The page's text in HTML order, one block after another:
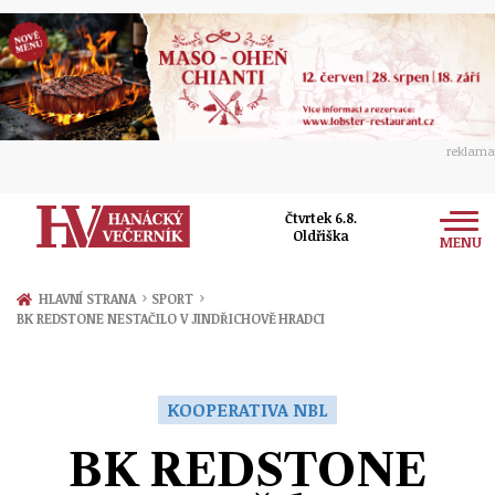
reklama
Čtvrtek 6.8.
Oldřiška
MENU
Zprávy
Přerov
Ekonomika
Ženy
Sport
HLAVNÍ STRANA › SPORT ›
BK REDSTONE NESTAČILO V JINDŘICHOVĚ HRADCI
KOOPERATIVA NBL
BK REDSTONE